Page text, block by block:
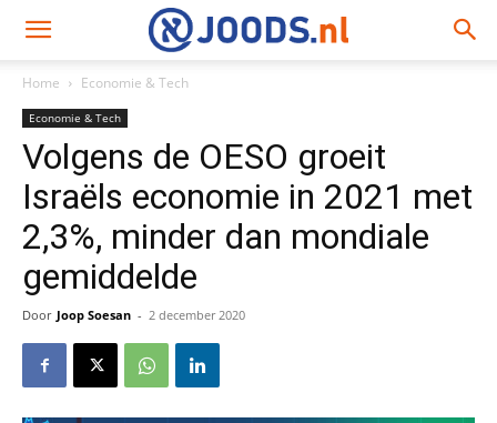
Home Economie & Tech
Economie & Tech
Volgens de OESO groeit
Israëls economie in 2021 met
2,3%, minder dan mondiale
gemiddelde
Door Joop Soesan - 2 december 2020